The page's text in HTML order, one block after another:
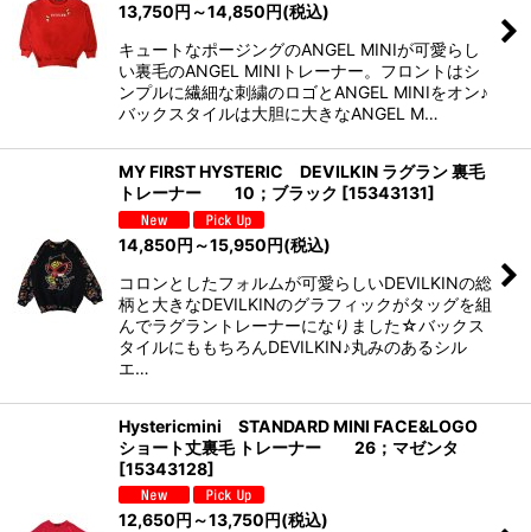
13,750円 ～14,850円(税込)
キュートなポージングのANGEL MINIが可愛らし
い裏毛のANGEL MINIトレーナー。フロントはシ
ンプルに繊細な刺繍のロゴとANGEL MINIをオン♪
バックスタイルは大胆に大きなANGEL M…
MY FIRST HYSTERIC DEVILKIN ラグラン 裏毛
トレーナー 10；ブラック [15343131]
14,850円 ～15,950円(税込)
コロンとしたフォルムが可愛らしいDEVILKINの総
柄と大きなDEVILKINのグラフィックがタッグを組
んでラグラントレーナーになりました☆バックス
タイルにももちろんDEVILKIN♪丸みのあるシル
エ…
Hystericmini STANDARD MINI FACE&LOGO
ショート丈裏毛 トレーナー 26；マゼンタ
[15343128]
12,650円 ～13,750円(税込)